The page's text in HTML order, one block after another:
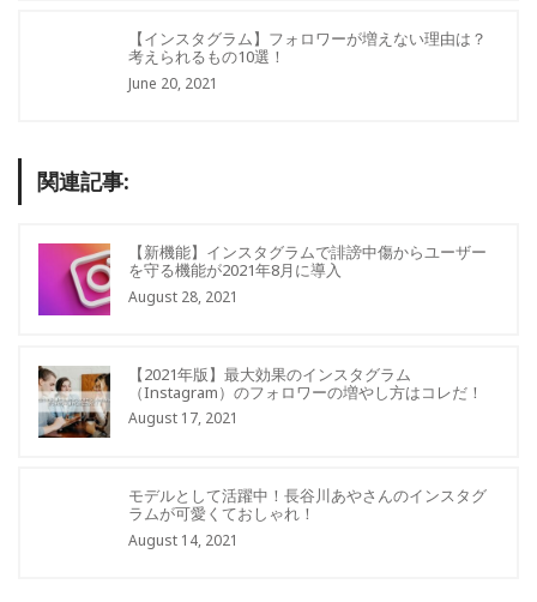
【インスタグラム】フォロワーが増えない理由は？
考えられるもの10選！
June 20, 2021
関連記事:
【新機能】インスタグラムで誹謗中傷からユーザー
を守る機能が2021年8月に導入
August 28, 2021
【2021年版】最大効果のインスタグラム
（Instagram）のフォロワーの増やし方はコレだ！
August 17, 2021
モデルとして活躍中！長谷川あやさんのインスタグ
ラムが可愛くておしゃれ！
August 14, 2021